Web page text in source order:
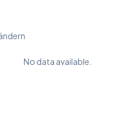
No data available.